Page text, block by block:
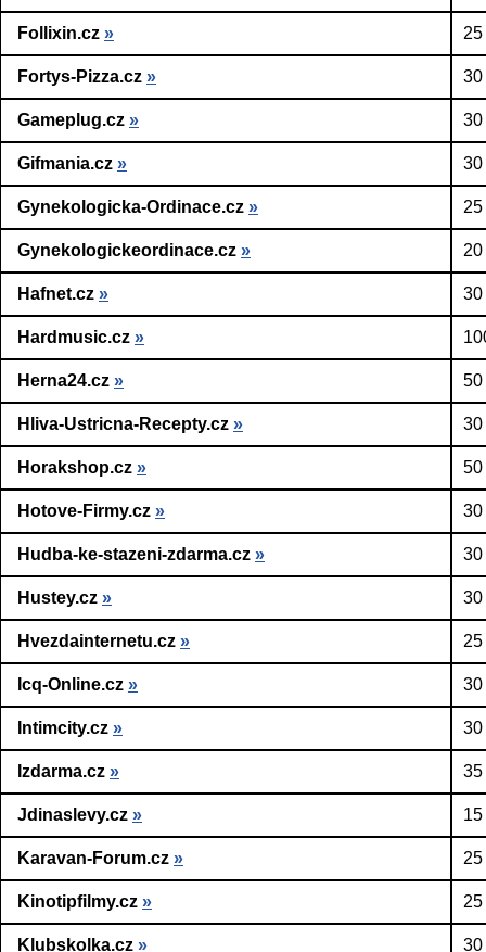
Follixin.cz »
Fortys-Pizza.cz » 30
Gameplug.cz » 30
Gifmania.cz » 30
Gynekologicka-Ordinace.cz »
Gynekologickeordinace.cz »
Hafnet.cz » 30
Hardmusic.cz »
Herna24.cz » 50
Hliva-Ustricna-Recepty.cz » 30
Horakshop.cz » 50
Hotove-Firmy.cz » 30
Hudba-ke-stazeni-zdarma.cz » 30
Hustey.cz » 30
Hvezdainternetu.cz »
Icq-Online.cz » 30
Intimcity.cz » 30
Izdarma.cz » 35
Jdinaslevy.cz »
Karavan-Forum.cz »
Kinotipfilmy.cz »
Klubskolka.cz » 30